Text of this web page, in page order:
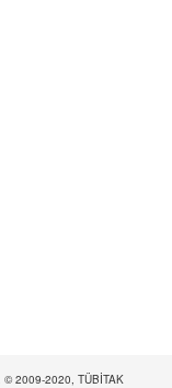
© 2009-2020, TÜBİTAK